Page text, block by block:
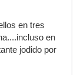
en tres
en
jodido por